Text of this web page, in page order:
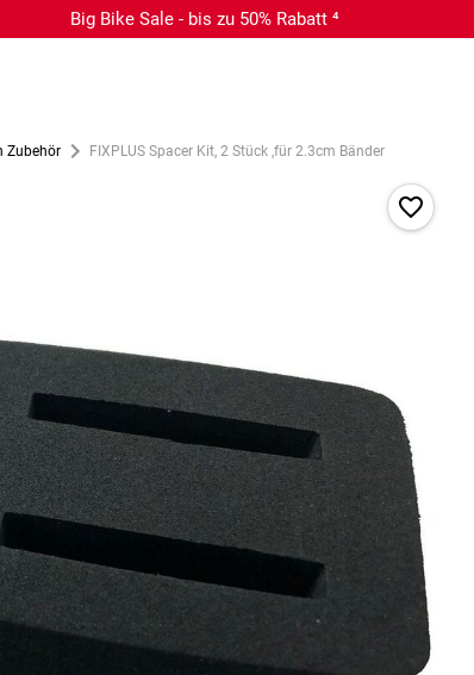
Big Bike Sale - bis zu 50% Rabatt ⁴
Zubehör FIXPLUS Spacer Kit, 2 Stück ,für 2.3cm Bänder